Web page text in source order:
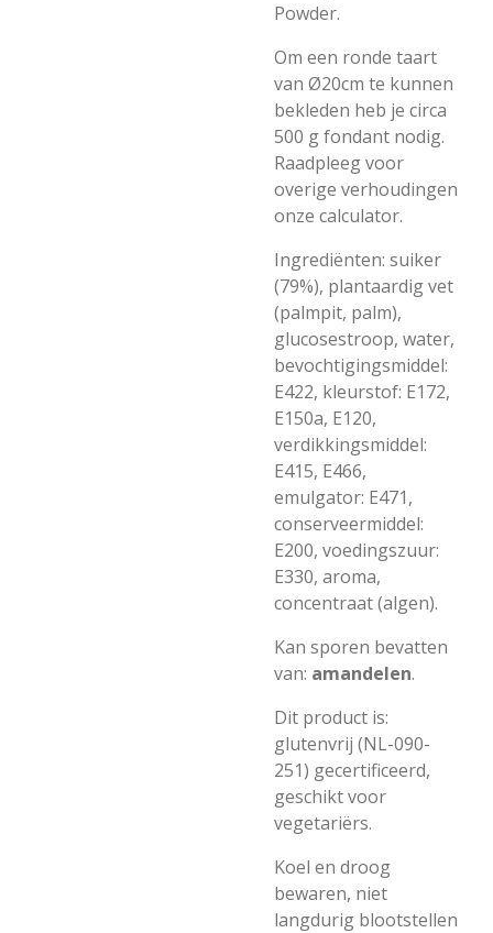
Powder.
Om een ronde taart
van Ø20cm te kunnen
bekleden heb je circa
500 g fondant nodig.
Raadpleeg voor
overige verhoudingen
onze calculator.
Ingrediënten: suiker
(79%), plantaardig vet
(palmpit, palm),
glucosestroop, water,
bevochtigingsmiddel:
E422, kleurstof: E172,
E150a, E120,
verdikkingsmiddel:
E415, E466,
emulgator: E471,
conserveermiddel:
E200, voedingszuur:
E330, aroma,
concentraat (algen).
Kan sporen bevatten
van: amandelen.
Dit product is:
glutenvrij (NL-090-
251) gecertificeerd,
geschikt voor
vegetariërs.
Koel en droog
bewaren, niet
langdurig blootstellen